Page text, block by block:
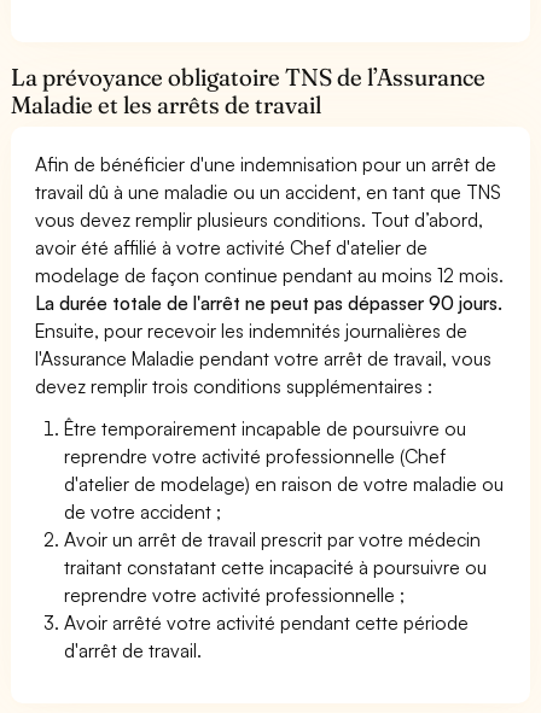
La prévoyance obligatoire TNS de l’Assurance
Maladie et les arrêts de travail
Afin de bénéficier d'une indemnisation pour un arrêt de
travail dû à une maladie ou un accident, en tant que TNS
vous devez remplir plusieurs conditions. Tout d’abord,
avoir été affilié à votre activité Chef d'atelier de
modelage de façon continue pendant au moins 12 mois.
La durée totale de l'arrêt ne peut pas dépasser 90 jours.
Ensuite, pour recevoir les indemnités journalières de
l'Assurance Maladie pendant votre arrêt de travail, vous
devez remplir trois conditions supplémentaires :
Être temporairement incapable de poursuivre ou
reprendre votre activité professionnelle (Chef
d'atelier de modelage) en raison de votre maladie ou
de votre accident ;
Avoir un arrêt de travail prescrit par votre médecin
traitant constatant cette incapacité à poursuivre ou
reprendre votre activité professionnelle ;
Avoir arrêté votre activité pendant cette période
d'arrêt de travail.